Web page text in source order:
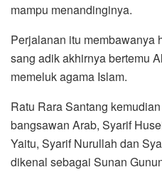
mampu menandinginya.
Perjalanan itu membawanya
sang adik akhirnya bertemu
memeluk agama Islam.
Ratu Rara Santang
bangsawan Arab, Syarif
Yaitu, Syarif Nurullah dan
dikenal sebagai Sunan